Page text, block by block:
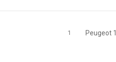
1 Peugeot